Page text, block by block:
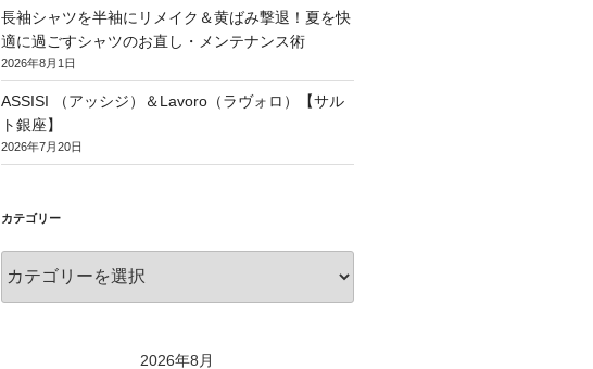
長袖シャツを半袖にリメイク＆黄ばみ撃退！夏を快
適に過ごすシャツのお直し・メンテナンス術
2026年8月1日
ASSISI （アッシジ）＆Lavoro（ラヴォロ）【サル
ト銀座】
2026年7月20日
カテゴリー
2026年8月